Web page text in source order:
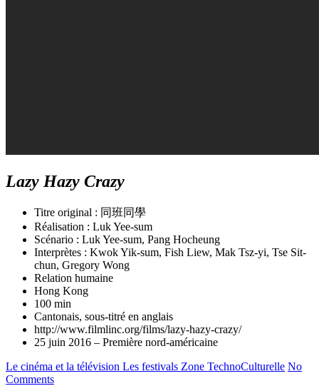
Lazy Hazy Crazy
Titre original : 同班同學
Réalisation : Luk Yee-sum
Scénario : Luk Yee-sum, Pang Hocheung
Interprètes : Kwok Yik-sum, Fish Liew, Mak Tsz-yi, Tse Sit-
chun, Gregory Wong
Relation humaine
Hong Kong
100 min
Cantonais, sous-titré en anglais
http://www.filmlinc.org/films/lazy-hazy-crazy/
25 juin 2016 – Première nord-américaine
Le cinéma et la télévision Les festivals Zone TechnoCulturelle No
Comments